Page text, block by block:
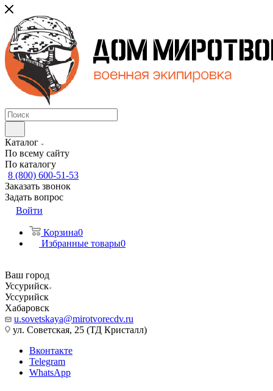
Каталог
По всему сайту
По каталогу
8 (800) 600-51-53
Заказать звонок
Задать вопрос
Войти
Корзина0
Избранные товары0
Ваш город
Уссурийск
Уссурийск
Хабаровск
u.sovetskaya@mirotvorecdv.ru
ул. Советская, 25 (ТД Кристалл)
Вконтакте
Telegram
WhatsApp